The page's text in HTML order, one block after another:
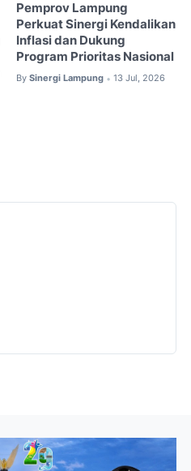
Pemprov Lampung
Perkuat Sinergi Kendalikan
Inflasi dan Dukung
Program Prioritas Nasional
By Sinergi Lampung • 13 Jul, 2026